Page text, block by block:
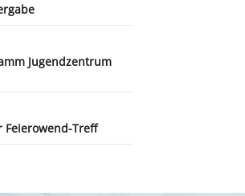
Jugendzentrum
Feierowend-Treff